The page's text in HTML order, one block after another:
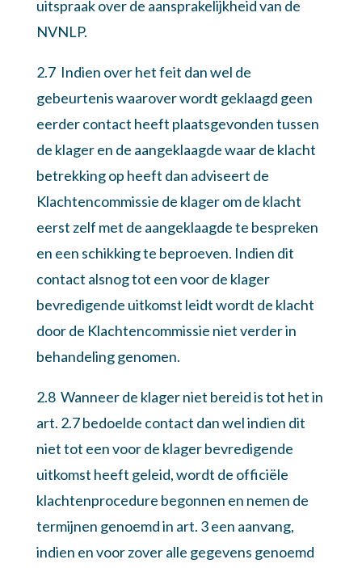
uitspraak over de aansprakelijkheid van de
NVNLP.
2.7 Indien over het feit dan wel de
gebeurtenis waarover wordt geklaagd geen
eerder contact heeft plaatsgevonden tussen
de klager en de aangeklaagde waar de klacht
betrekking op heeft dan adviseert de
Klachtencommissie de klager om de klacht
eerst zelf met de aangeklaagde te bespreken
en een schikking te beproeven. Indien dit
contact alsnog tot een voor de klager
bevredigende uitkomst leidt wordt de klacht
door de Klachtencommissie niet verder in
behandeling genomen.
2.8 Wanneer de klager niet bereid is tot het in
art. 2.7 bedoelde contact dan wel indien dit
niet tot een voor de klager bevredigende
uitkomst heeft geleid, wordt de officiële
klachtenprocedure begonnen en nemen de
termijnen genoemd in art. 3 een aanvang,
indien en voor zover alle gegevens genoemd